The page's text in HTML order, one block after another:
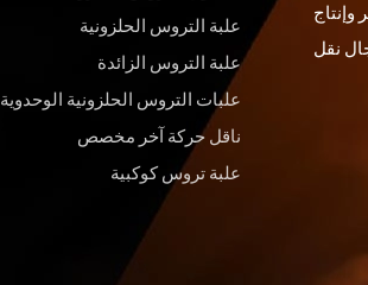
نقل
علبة التروس الحلزونية
علبة التروس الزائدة
علبات التروس الحلزونية الوحدوية
ناقل حركة آخر مخصص
علبة تروس كوكبية